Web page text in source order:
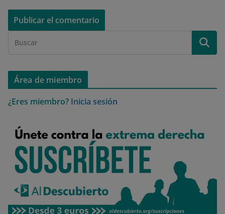
Área de miembro
¿Eres miembro? Inicia sesión